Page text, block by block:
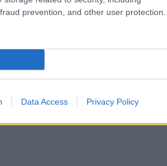
prevention, and other user protection.
Data Access Privacy Policy